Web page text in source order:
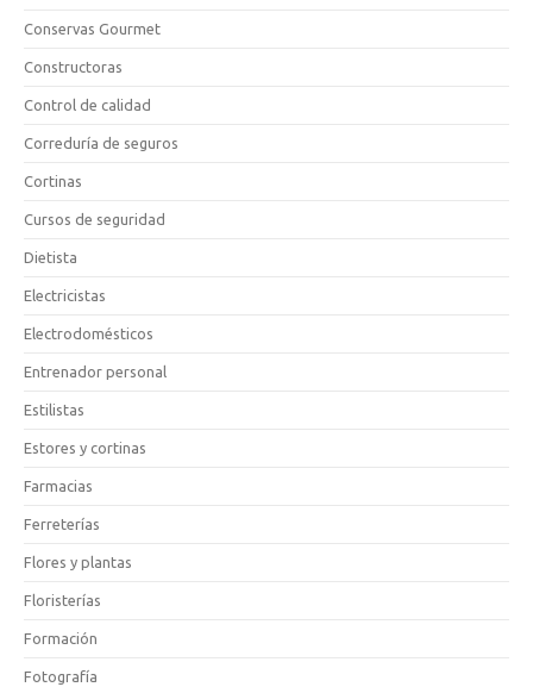
Conservas Gourmet
Constructoras
Control de calidad
Correduría de seguros
Cortinas
Cursos de seguridad
Dietista
Electricistas
Electrodomésticos
Entrenador personal
Estilistas
Estores y cortinas
Farmacias
Ferreterías
Flores y plantas
Floristerías
Formación
Fotografía